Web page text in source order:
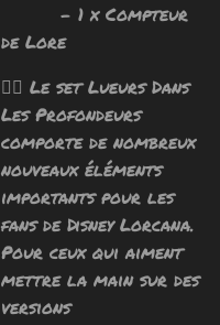
- 1 x Compteur
de Lore
🧙‍♂️ Le set Lueurs Dans
Les Profondeurs
comporte de nombreux
nouveaux éléments
importants pour les
fans de Disney Lorcana.
Pour ceux qui aiment
mettre la main sur des
versions